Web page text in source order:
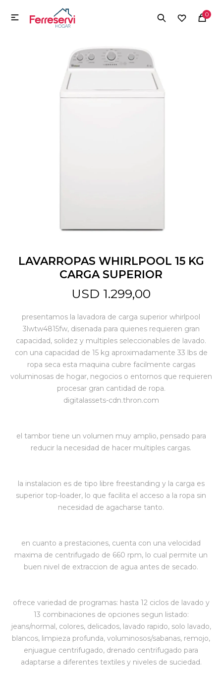
0

LAVARROPAS WHIRLPOOL 15 KG
CARGA SUPERIOR
USD 1.299,00
presentamos la lavadora de carga superior whirlpool
3lwtw4815fw, disenada para quienes requieren gran
capacidad, solidez y multiples seleccionables de lavado.
con una capacidad de 15 kg aproximadamente 33 lbs de
ropa seca esta maquina cubre facilmente cargas
voluminosas de hogar, negocios o entornos que requieren
procesar gran cantidad de ropa.
digitalassets-cdn.thron.com
el tambor tiene un volumen muy amplio, pensado para
reducir la necesidad de hacer multiples cargas.
la instalacion es de tipo libre freestanding y la carga es
superior top-loader, lo que facilita el acceso a la ropa sin
necesidad de agacharse tanto.
en cuanto a prestaciones, cuenta con una velocidad
maxima de centrifugado de 660 rpm, lo cual permite un
buen nivel de extraccion de agua antes de secado.
ofrece variedad de programas: hasta 12 ciclos de lavado y
13 combinaciones de opciones segun listado:
jeans/normal, colores, delicados, lavado rapido, solo lavado,
blancos, limpieza profunda, voluminosos/sabanas, remojo,
enjuague centrifugado, drenado centrifugado para
adaptarse a diferentes textiles y niveles de suciedad.
MI CUENTA
Herramientas y Construcción
Jardín y Aire Libre
Bazar
Juguetes y artículos para bebé
Gastronomía